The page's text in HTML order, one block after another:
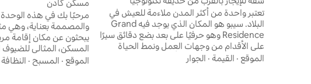
المعلومات في مدينة سيبو
تعتبر واحدة من أكثر المدن ملاءمة للعيش في
البلاد. سيبو هو المكان الذي يوجد فيه Grand
Residence وهو حرفيًا على بعد بضع دقائق سيرًا
على الأقدام من وجهات العمل ونمط الحياة
الرئيسية. بالقرب من مركز أيالا، ووترفرونت لاهوج،
الموقع · القيمة · الجوار
مسكن كادن
مرحبًا بك في هذه الوحدة
والمصممة بعناية، وهي
يبحثون عن مكان إقامة
المسكن، المثالي للضيوف
تصميمًا ذكيًا يزيد من
الموقع · المسبح · النظافة